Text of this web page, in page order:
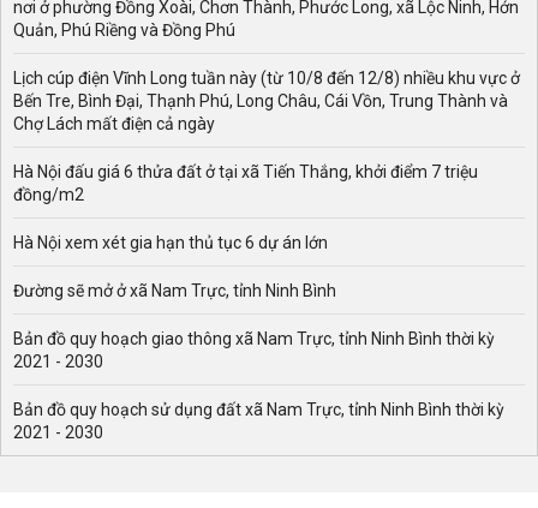
nơi ở phường Đồng Xoài, Chơn Thành, Phước Long, xã Lộc Ninh, Hớn
Quản, Phú Riềng và Đồng Phú
Lịch cúp điện Vĩnh Long tuần này (từ 10/8 đến 12/8) nhiều khu vực ở
Bến Tre, Bình Đại, Thạnh Phú, Long Châu, Cái Vồn, Trung Thành và
Chợ Lách mất điện cả ngày
Hà Nội đấu giá 6 thửa đất ở tại xã Tiến Thắng, khởi điểm 7 triệu
đồng/m2
Hà Nội xem xét gia hạn thủ tục 6 dự án lớn
Đường sẽ mở ở xã Nam Trực, tỉnh Ninh Bình
Bản đồ quy hoạch giao thông xã Nam Trực, tỉnh Ninh Bình thời kỳ
2021 - 2030
Bản đồ quy hoạch sử dụng đất xã Nam Trực, tỉnh Ninh Bình thời kỳ
2021 - 2030